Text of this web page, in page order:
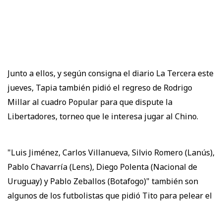
Junto a ellos, y según consigna el diario La Tercera este
jueves, Tapia también pidió el regreso de Rodrigo
Millar al cuadro Popular para que dispute la
Libertadores, torneo que le interesa jugar al Chino.
"Luis Jiménez, Carlos Villanueva, Silvio Romero (Lanús),
Pablo Chavarría (Lens), Diego Polenta (Nacional de
Uruguay) y Pablo Zeballos (Botafogo)" también son
algunos de los futbolistas que pidió Tito para pelear el